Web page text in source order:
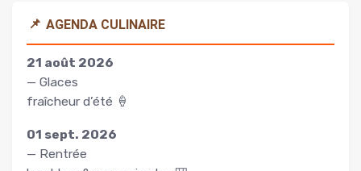
📌 AGENDA CULINAIRE
21 août 2026
— Glaces
fraîcheur d’été 🍦
01 sept. 2026
— Rentrée